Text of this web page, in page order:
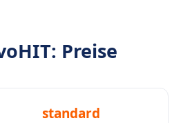
Preise
standard